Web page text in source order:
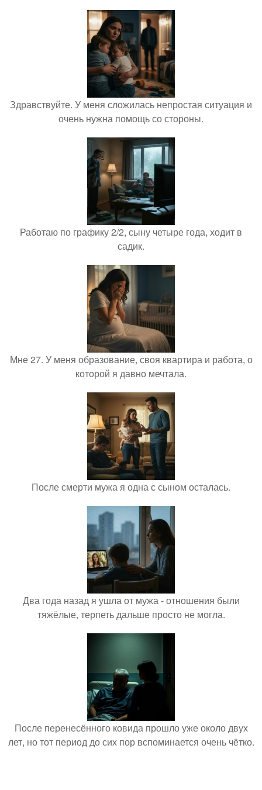
Здравствуйте. У меня сложилась непростая ситуация и
очень нужна помощь со стороны.
Работаю по графику 2/2, сыну четыре года, ходит в
садик.
Мне 27. У меня образование, своя квартира и работа, о
которой я давно мечтала.
После смерти мужа я одна с сыном осталась.
Два года назад я ушла от мужа - отношения были
тяжёлые, терпеть дальше просто не могла.
После перенесённого ковида прошло уже около двух
лет, но тот период до сих пор вспоминается очень чётко.